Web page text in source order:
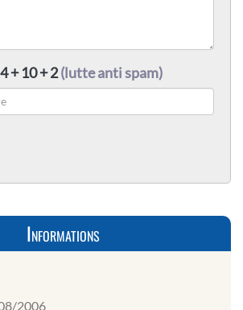
+ 10 + 2(lutte anti spam)
Informations
2006